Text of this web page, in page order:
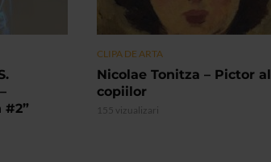
#2”
CLIPA DE ARTA
Nicolae Tonitza – Pictor al
copiilor
155 vizualizari